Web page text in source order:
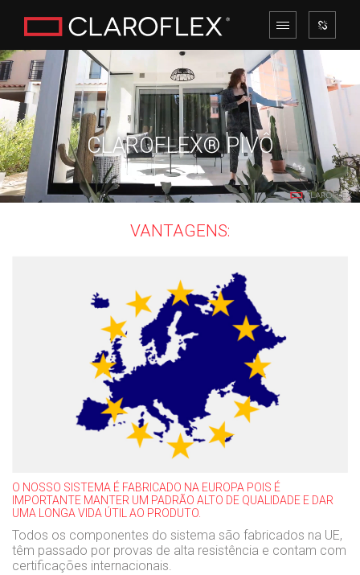
CLAROFLEX® PIVÔ
VANTAGENS:
O NOSSO SISTEMA É FABRICADO NA EUROPA POIS É
IMPORTANTE MANTER UM PADRÃO ALTO DE QUALIDADE E DAR
UMA LONGA VIDA ÚTIL AO PRODUTO.
Todos os componentes do sistema são fabricados na UE,
têm passado por provas de alta resistência e contam com
certificações internacionais.